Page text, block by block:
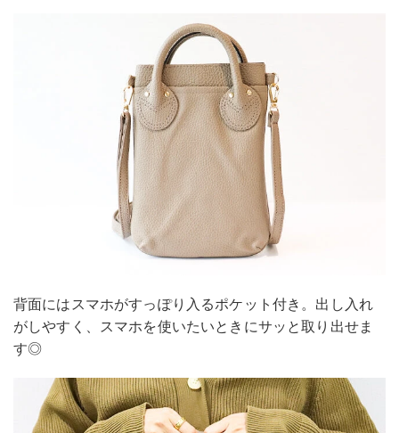
背面にはスマホがすっぽり入るポケット付き。出し入れ
がしやすく、スマホを使いたいときにサッと取り出せま
す◎